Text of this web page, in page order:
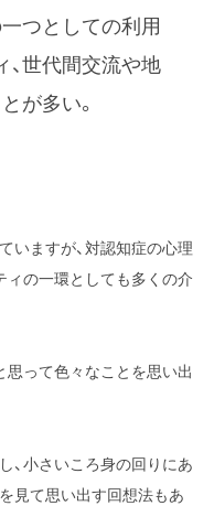
つとしての利用
、世代間交流や地
が多い。
いますが、対認知症の心理
ィの一環としても多くの介
思って色々なことを思い出
、小さいころ身の回りにあ
見て思い出す回想法もあ